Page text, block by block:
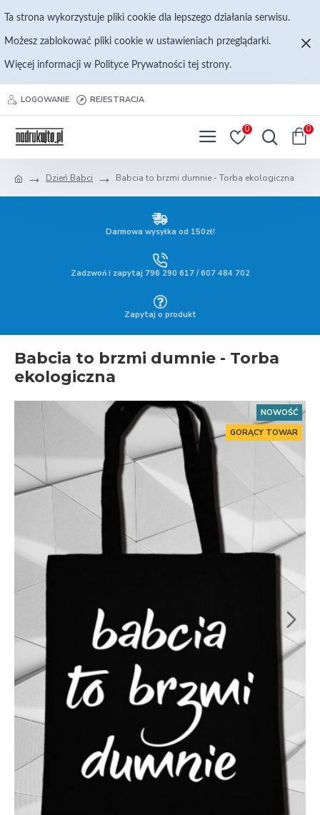
Ta strona wykorzystuje pliki cookie dla lepszego działania serwisu.
Możesz zablokować pliki cookie w ustawieniach przeglądarki.
Więcej informacji w Polityce Prywatności tej strony.
LOGOWANIE REJESTRACJA
0 0
Dzień Babci Babcia to brzmi dumnie - Torba ekologiczna
Darmowa wysyłka od 150zł!
Zadzwoń i zapytaj 796 290 617 / 607 484 702
Zapytaj o produkt
Babcia to brzmi dumnie - Torba
ekologiczna
NOWOŚĆ
GORĄCY TOWAR